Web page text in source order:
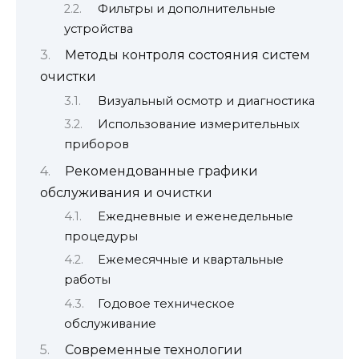
Фильтры и дополнительные
устройства
Методы контроля состояния систем
очистки
Визуальный осмотр и диагностика
Использование измерительных
приборов
Рекомендованные графики
обслуживания и очистки
Ежедневные и еженедельные
процедуры
Ежемесячные и квартальные
работы
Годовое техническое
обслуживание
Современные технологии